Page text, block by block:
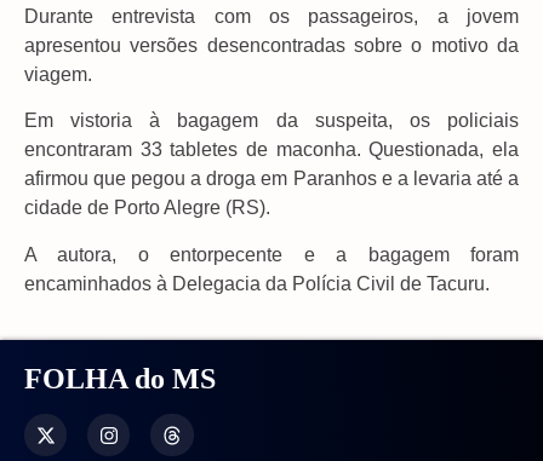
Durante entrevista com os passageiros, a jovem
apresentou versões desencontradas sobre o motivo da
viagem.
Em vistoria à bagagem da suspeita, os policiais
encontraram 33 tabletes de maconha. Questionada, ela
afirmou que pegou a droga em Paranhos e a levaria até a
cidade de Porto Alegre (RS).
A autora, o entorpecente e a bagagem foram
encaminhados à Delegacia da Polícia Civil de Tacuru.
FOLHA do MS